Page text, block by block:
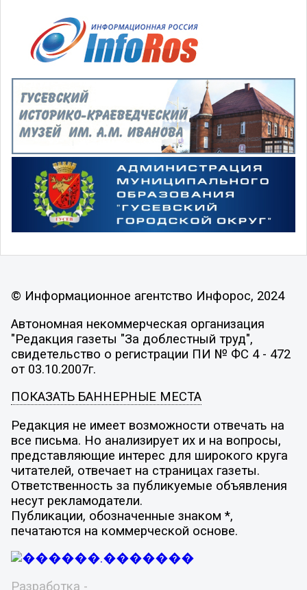
© Информационное агентство Инфорос, 2024
Автономная некоммерческая организация
"Редакция газеты "За доблестный труд",
свидетельство о регистрации ПИ № ФС 4 - 472
от 03.10.2007г.
ПОКАЗАТЬ БАННЕРНЫЕ МЕСТА
Редакция не имеет возможности отвечать на
все письма. Но анализирует их и на вопросы,
представляющие интерес для широкого круга
читателей, отвечает на страницах газеты.
Ответственность за публикуемые объявления
несут рекламодатели.
Публикации, обозначенные знаком *,
печатаются на коммерческой основе.
Разработка -